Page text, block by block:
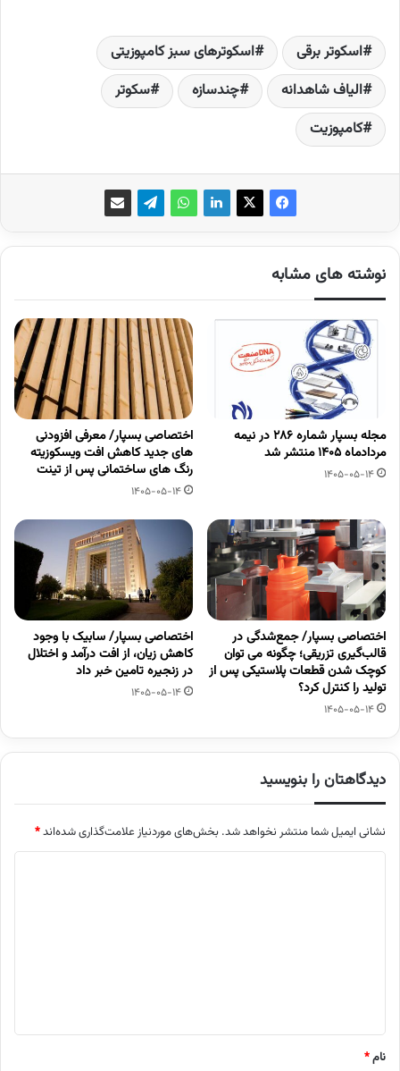
اسکوتر برقی
اسکوترهای سبز کامپوزیتی
الیاف شاهدانه
چندسازه
سکوتر
کامپوزیت
نوشته های مشابه
مجله بسپار شماره 286 در نیمه
مردادماه 1405 منتشر شد
1405-05-14
اختصاصی بسپار/ معرفی افزودنی
های جدید کاهش افت ویسکوزیته
رنگ های ساختمانی پس از تینت
1405-05-14
اختصاصی بسپار/ جمع‌شدگی در
قالب‌گیری تزریقی؛ چگونه می توان
کوچک شدن قطعات پلاستیکی پس از
تولید را کنترل کرد؟
1405-05-14
اختصاصی بسپار/ سابیک با وجود
کاهش زیان، از افت درآمد و اختلال
در زنجیره تامین خبر داد
1405-05-14
دیدگاهتان را بنویسید
نشانی ایمیل شما منتشر نخواهد شد. بخش‌های موردنیاز علامت‌گذاری شده‌اند*
نام*